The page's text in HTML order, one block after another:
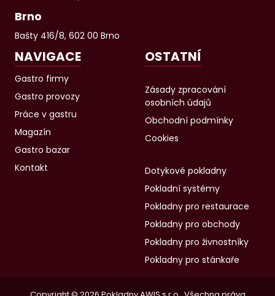
Brno
Bašty 416/8, 602 00 Brno
NAVIGACE
Gastro firmy
Gastro provozy
Práce v gastru
Magazín
Gastro bazar
Kontakt
OSTATNÍ
Zásady zpracování
osobních údajů
Obchodní podmínky
Cookies
Dotykové pokladny
Pokladní systémy
Pokladny pro restaurace
Pokladny pro obchody
Pokladny pro živnostníky
Pokladny pro stánkaře